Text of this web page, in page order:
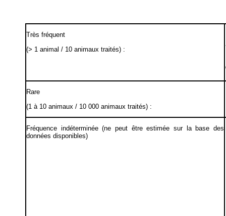
Très fréquent
(> 1 animal / 10 animaux traités) :
Rare
(1 à 10 animaux / 10 000 animaux traités) :
Fréquence indéterminée (ne peut être estimée sur la base des
données disponibles)